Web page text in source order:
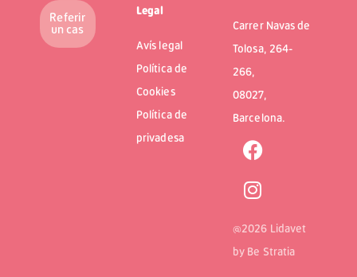
Referir
un cas
Legal
Avís legal
Política de
Cookies
Política de
privadesa
Carrer Navas de
Tolosa, 264-
266,
08027,
Barcelona.
@2026 Lidavet
by Be Stratia